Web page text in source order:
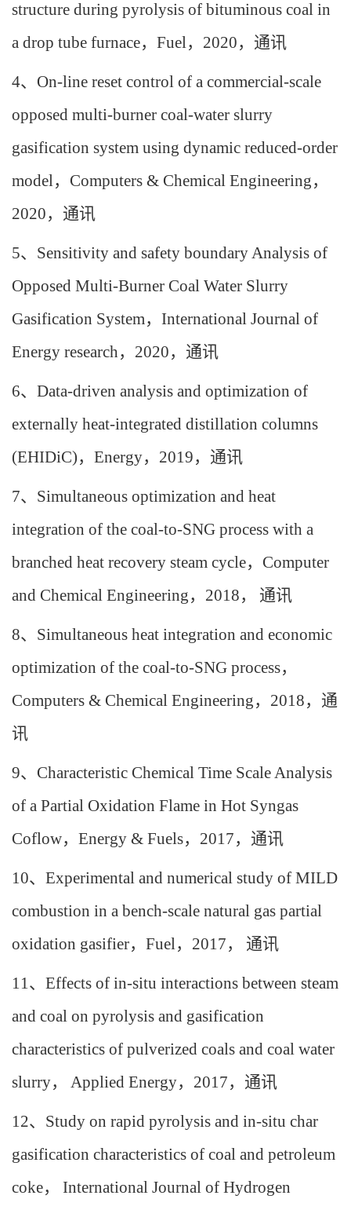
structure during pyrolysis of bituminous coal in
a drop tube furnace， Fuel， 2020，通讯
4、 On-line reset control of a commercial-scale
opposed multi-burner coal-water slurry
gasification system using dynamic reduced-order
model， Computers & Chemical Engineering，
2020，通讯
5、 Sensitivity and safety boundary Analysis of
Opposed Multi‐Burner Coal Water Slurry
Gasification System， International Journal of
Energy research， 2020，通讯
6、 Data-driven analysis and optimization of
externally heat-integrated distillation columns
(EHIDiC)， Energy， 2019，通讯
7、 Simultaneous optimization and heat
integration of the coal-to-SNG process with a
branched heat recovery steam cycle， Computer
and Chemical Engineering， 2018， 通讯
8、 Simultaneous heat integration and economic
optimization of the coal-to-SNG process，
Computers & Chemical Engineering， 2018，通
讯
9、 Characteristic Chemical Time Scale Analysis
of a Partial Oxidation Flame in Hot Syngas
Coflow， Energy & Fuels， 2017，通讯
10、 Experimental and numerical study of MILD
combustion in a bench-scale natural gas partial
oxidation gasifier， Fuel， 2017， 通讯
11、 Effects of in-situ interactions between steam
and coal on pyrolysis and gasification
characteristics of pulverized coals and coal water
slurry， Applied Energy， 2017，通讯
12、 Study on rapid pyrolysis and in-situ char
gasification characteristics of coal and petroleum
coke，
International Journal of Hydrogen